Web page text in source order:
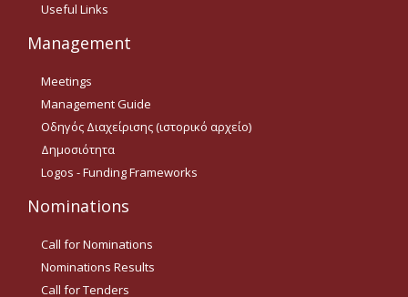
Contact
Ωράριο Λειτουργίας
e-ΕΛΚΕ
Ηλεκτρονική
e-committee ELKE
Useful Links
Management
Meetings
Management Guide
Οδηγός Διαχείρισης (ιστορικό αρχείο)
Δημοσιότητα
Logos - Funding Frameworks
Nominations
Call for Nominations
Nominations Results
Call for Tenders